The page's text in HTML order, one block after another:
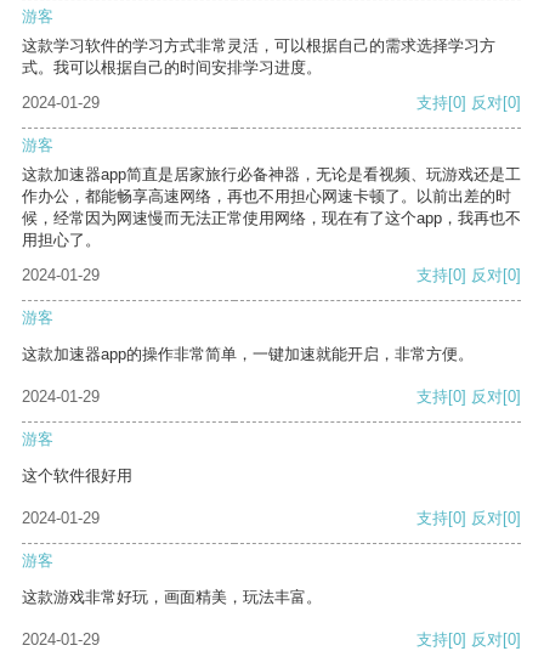
游客
这款学习软件的学习方式非常灵活，可以根据自己的需求选择学习方
式。我可以根据自己的时间安排学习进度。
2024-01-29
支持[0] 反对[0]
游客
这款加速器app简直是居家旅行必备神器，无论是看视频、玩游戏还是工
作办公，都能畅享高速网络，再也不用担心网速卡顿了。以前出差的时
候，经常因为网速慢而无法正常使用网络，现在有了这个app，我再也不
用担心了。
2024-01-29
支持[0] 反对[0]
游客
这款加速器app的操作非常简单，一键加速就能开启，非常方便。
2024-01-29 支持[0] 反对[0]
游客
这个软件很好用
2024-01-29 支持[0] 反对[0]
游客
这款游戏非常好玩，画面精美，玩法丰富。
2024-01-29 支持[0] 反对[0]